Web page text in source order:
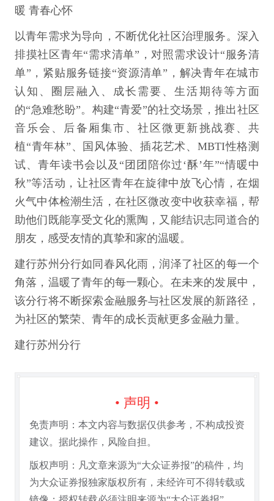
暖 青春心怀
以青年需求为导向，不断优化社区治理服务。深入
排摸社区青年“需求清单”，对照需求设计“服务清
单”，紧贴服务链接“资源清单”，解决青年在城市
认知、圈层融入、成长需要、生活期待等方面
的“急难愁盼”。构建“青爱”的社交场景，推出社区
音乐会、后备厢集市、社区微更新挑战赛、共
植“青年林”、国风体验、插花艺术、MBTI性格测
试、青年读书会以及“团团陪你过‘酥’年”“情暖中
秋”等活动，让社区青年在旋律中放飞心情，在烟
火气中体检潮生活，在社区微改变中收获幸福，帮
助他们既能享受文化的熏陶，又能结识志同道合的
朋友，感受友情的真挚和家的温暖。
建行苏州分行如同春风化雨，润泽了社区的每一个
角落，温暖了青年的每一颗心。在未来的发展中，
该分行将不断探索金融服务与社区发展的新路径，
为社区的繁荣、青年的成长贡献更多金融力量。
建行苏州分行
• 声明 •
免责声明：本文内容与数据仅供参考，不构成投资
建议。据此操作，风险自担。
版权声明：凡文章来源为“大众证券报”的稿件，均
为大众证券报独家版权所有，未经许可不得转载或